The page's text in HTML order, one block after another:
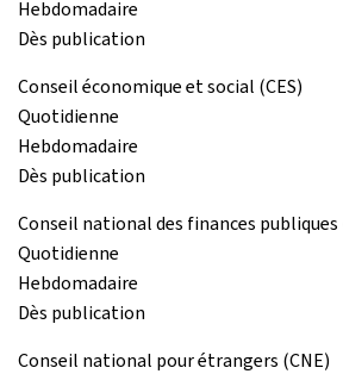
Hebdomadaire
Dès publication
Conseil économique et social (CES)
Quotidienne
Hebdomadaire
Dès publication
Conseil national des finances publiques
Quotidienne
Hebdomadaire
Dès publication
Conseil national pour étrangers (CNE)